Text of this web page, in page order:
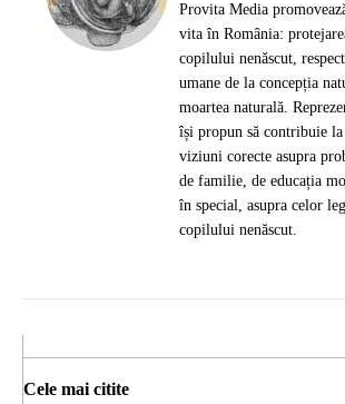
Provita Media
vita în România:
copilului nenăscut,
umane de la concepția
moartea naturală.
își propun să contribuie
viziuni corecte asupra
de familie, de educația
în special, asupra celor
copilului nenăscut.
Cele mai citite